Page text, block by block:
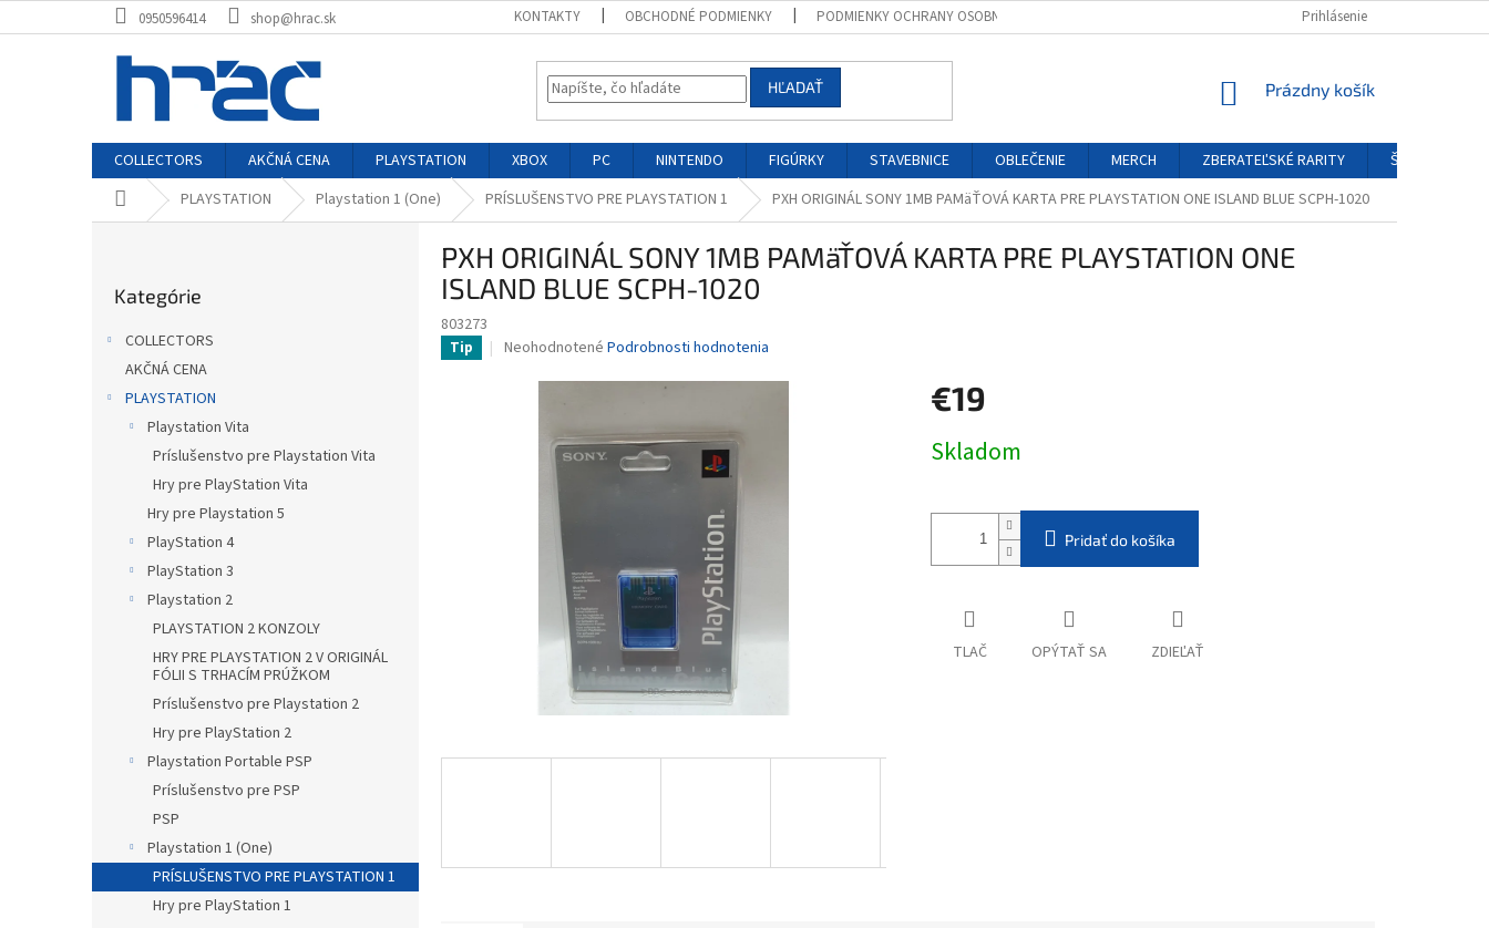
na
0950596414 shop@hrac.sk KONTAKTY OBCHODNÉ PODMIENKY PODMIENKY OCHRANY OSOBNÝCH ÚDAJOV FORMULÁR ODSTÚPENIA
Prihlásenie
HĽADAŤ
NÁKUPNÝ
Prázdny košík
COLLECTORS AKČNÁ CENA PLAYSTATION XBOX PC NINTENDO FIGÚRKY STAVEBNICE OBLEČENIE MERCH ZBERATEĽSKÉ RARITY
ŠPECIÁLNE
DomovPLAYSTATION Playstation 1 (One) PRÍSLUŠENSTVO PRE PLAYSTATION 1 PXH ORIGINÁL SONY 1MB PAMäŤOVÁ KARTA PRE PLAYSTATION ONE ISLAND BLUE SCPH-1020
kategórie
Kategórie
COLLECTORS
AKČNÁ CENA
PLAYSTATION
Playstation Vita
Príslušenstvo pre Playstation Vita
Hry pre PlayStation Vita
Hry pre Playstation 5
PlayStation 4
PlayStation 3
Playstation 2
PLAYSTATION 2 KONZOLY
HRY PRE PLAYSTATION 2 V ORIGINÁL
FÓLII S TRHACÍM PRÚŽKOM
Príslušenstvo pre Playstation 2
Hry pre PlayStation 2
Playstation Portable PSP
Príslušenstvo pre PSP
PSP
Playstation 1 (One)
PRÍSLUŠENSTVO PRE PLAYSTATION 1
Hry pre PlayStation 1
PXH ORIGINÁL SONY 1MB PAMäŤOVÁ KARTA PRE PLAYSTATION ONE
ISLAND BLUE SCPH-1020
803273
Tip
Priemerné
produktu
hviezdičiek.
Neohodnotené Podrobnosti hodnotenia
€19
cena:
Skladom
Pridať do košíka
TLAČ OPÝTAŤ SA ZDIEĽAŤ